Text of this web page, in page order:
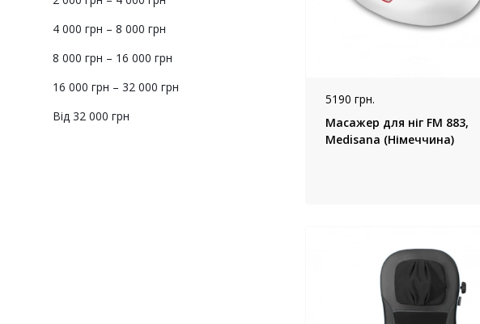
4 000 грн – 8 000 грн
8 000 грн – 16 000 грн
16 000 грн – 32 000 грн
Від 32 000 грн
5190 грн.
Масажер для ніг FM 883,
Medisana (Німеччина)